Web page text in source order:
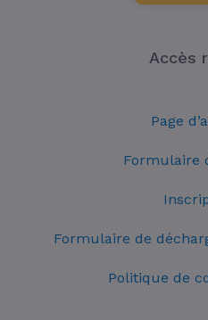
Accès
Page
Formulaire
Formulaire de
Politique de